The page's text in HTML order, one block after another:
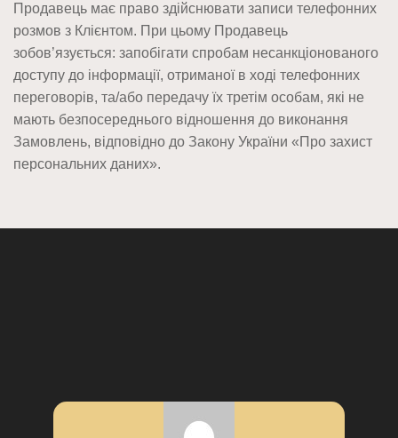
Продавець має право здійснювати записи телефонних
розмов з Клієнтом. При цьому Продавець
зобов’язується: запобігати спробам несанкціонованого
доступу до інформації, отриманої в ході телефонних
переговорів, та/або передачу їх третім особам, які не
мають безпосереднього відношення до виконання
Замовлень, відповідно до Закону України «Про захист
персональних даних».